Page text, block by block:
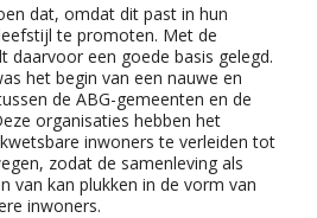
dat, omdat dit past in hun
te promoten. Met de
daarvoor een goede basis gelegd.
het begin van een nauwe en
de ABG-gemeenten en de
organisaties hebben het
inwoners te verleiden tot
zodat de samenleving als
van kan plukken in de vorm van
inwoners.